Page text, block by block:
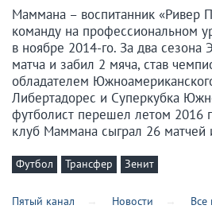
Маммана – воспитанник «Ривер
команду на профессиональном
в ноябре 2014-го. За два сезона
матча и забил 2 мяча, став
обладателем
Либертадорес и Суперкубка
футболист перешел летом 2016
клуб Маммана сыграл 26 матчей
Футбол Трансфер Зенит
Пятый канал Новости Все